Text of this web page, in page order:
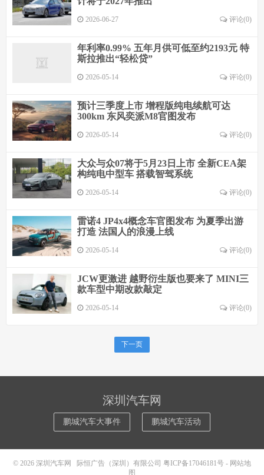
2026-06-27 评论(0)
年利率0.99% 五年月供可低至约2193元 特
斯拉推出“轻松贷”
2026-05-14 评论(0)
预计三季度上市 增程版纯电续航可达
300km 东风奕派M8官图发布
2026-05-14 评论(0)
大众与众07将于5月23日上市 全新CEA架
构纯电中型车 搭载智驾系统
2026-05-14 评论(0)
雷诺4 JP4x4概念车官图发布 为夏季出游
打造 法国人的浪漫上线
2026-05-14 评论(0)
JCW更激进 越野衍生版也要来了 MINI三
款车型中期改款敲定
2026-05-14 评论(0)
下一页
深圳汽车网
鹏城汽车大事件 鹏城汽车活动
© 2026 深圳汽车网 际恒广告（深圳）有限公司 粤ICP备17046181号 - 网站地
图